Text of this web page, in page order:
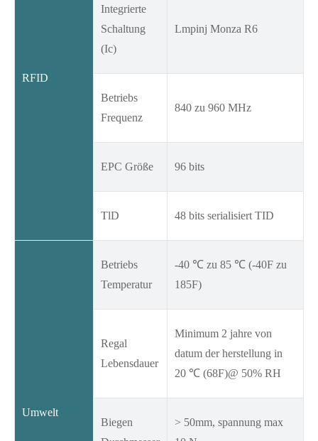
RFID
Integrierte
Schaltung
(Ic)
Lmpinj Monza R6
Betriebs
Frequenz
840 zu 960 MHz
EPC Größe 96 bits
TlD 48 bits serialisiert TID
Umwelt
Betriebs
Temperatur
-40 ℃ zu 85 ℃ (-40F zu
185F)
Regal
Lebensdauer
Minimum 2 jahre von
datum der herstellung in
20 ℃ (68F)@ 50% RH
Biegen
> 50mm, spannung max